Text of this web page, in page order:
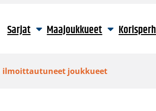
Sarjat Maajoukkueet
ilmoittautuneet joukkueet